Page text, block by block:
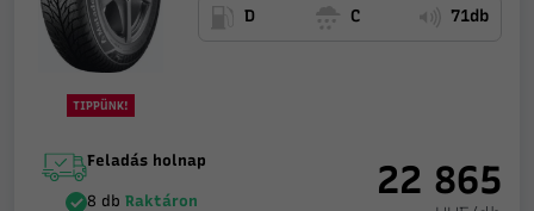
TIPPÜNK!
D C 71db
Feladás holnap
8 dbRaktáron 22 865